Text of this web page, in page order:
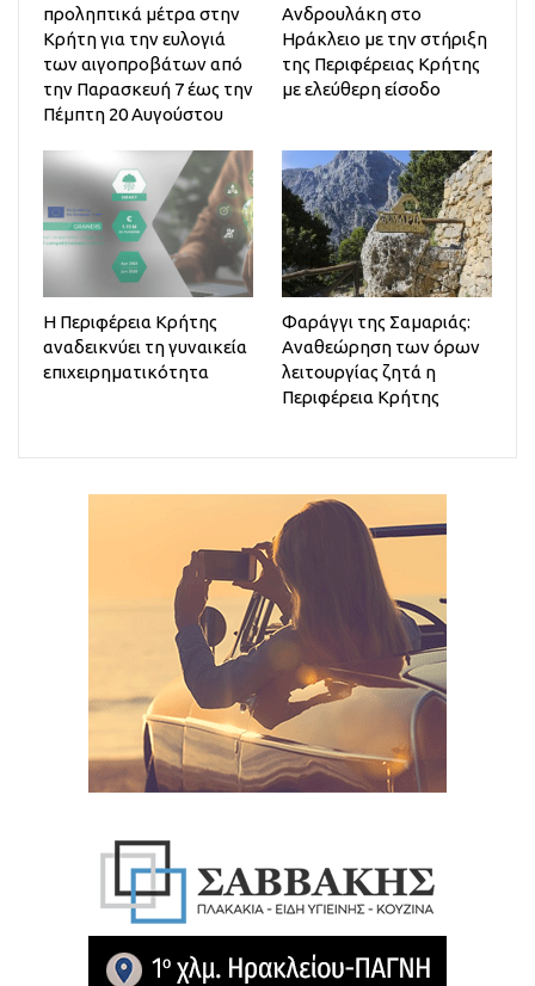
προληπτικά μέτρα στην
Κρήτη για την ευλογιά
των αιγοπροβάτων από
την Παρασκευή 7 έως την
Πέμπτη 20 Αυγούστου
Ανδρουλάκη στο
Ηράκλειο με την στήριξη
της Περιφέρειας Κρήτης
με ελεύθερη είσοδο
Η Περιφέρεια Κρήτης
αναδεικνύει τη γυναικεία
επιχειρηματικότητα
Φαράγγι της Σαμαριάς:
Αναθεώρηση των όρων
λειτουργίας ζητά η
Περιφέρεια Κρήτης